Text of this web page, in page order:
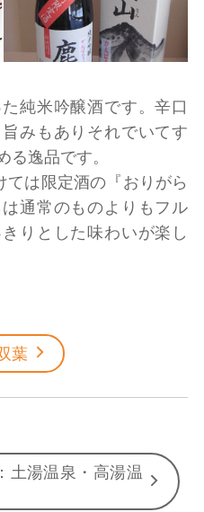
純米吟醸酒です。辛口
みもありそれでいてす
る逸品です。
は限定酒の『おりがら
通常のものよりもフル
りとした味わいが楽し
葉
土湯温泉・高湯温